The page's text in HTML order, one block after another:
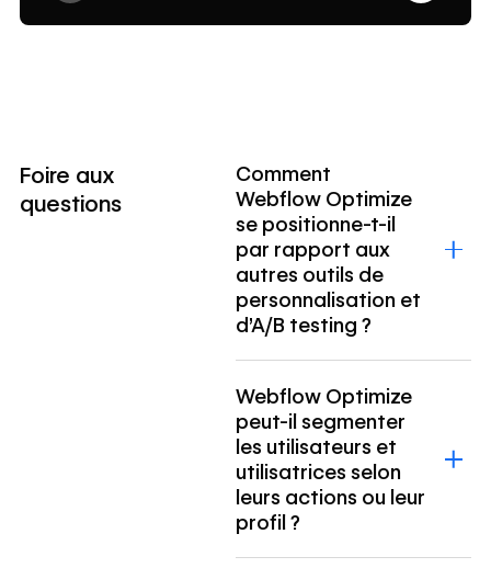
Foire aux
questions
Comment
Webflow Optimize
se positionne-t-il
par rapport aux
autres outils de
personnalisation et
d’A/B testing ?
Webflow Optimize
peut-il segmenter
les utilisateurs et
utilisatrices selon
leurs actions ou leur
profil ?